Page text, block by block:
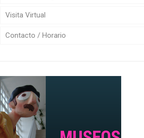
Visita Virtual
Contacto / Horario